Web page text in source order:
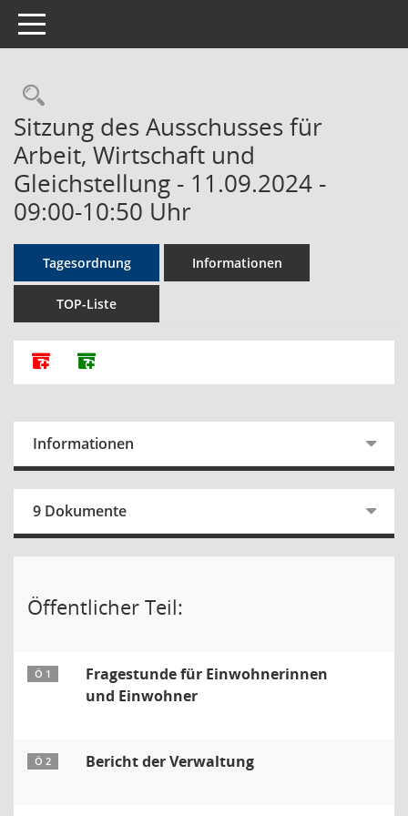
Toggle navigation
Rechercheauswahl
Sitzung des Ausschusses für
Arbeit, Wirtschaft und
Gleichstellung - 11.09.2024 -
09:00-10:50 Uhr
Tagesordnung Informationen
TOP-Liste
Alle Dokumente zu dieser Sitzung zusammenfassen
Dokumente ohne Anlagen zusammenfassen
Informationen
9 Dokumente
Öffentlicher Teil:
Ö 1
Fragestunde für Einwohnerinnen
und Einwohner
Ö 2 Bericht der Verwaltung